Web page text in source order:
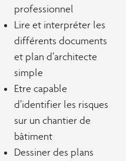
professionnel
Lire et interpréter les
différents documents
et plan d’architecte
simple
Etre capable
d’identifier les risques
sur un chantier de
bâtiment
Dessiner des plans